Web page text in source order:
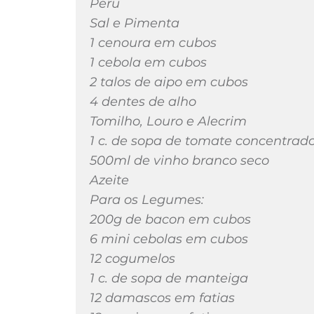
Peru
Sal e Pimenta
1 cenoura em cubos
1 cebola em cubos
2 talos de aipo em cubos
4 dentes de alho
Tomilho, Louro e Alecrim
1 c. de sopa de tomate
500ml de vinho branco seco
Azeite
Para os Legumes:
200g de bacon em cubos
6 mini cebolas em cubos
12 cogumelos
1 c. de sopa de manteiga
12 damascos em fatias